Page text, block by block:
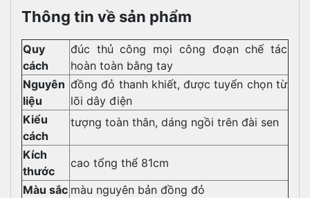
Thông tin về sản phẩm
Quy
cách
đúc thủ công mọi công đoạn chế tác
hoàn toàn bằng tay
Nguyên
liệu
đồng đỏ thanh khiết, được tuyển chọn từ
lõi dây điện
Kiểu
cách
tượng toàn thân, dáng ngồi trên đài sen
Kích
thước
cao tổng thể 81cm
Màu sắc màu nguyên bản đồng đỏ